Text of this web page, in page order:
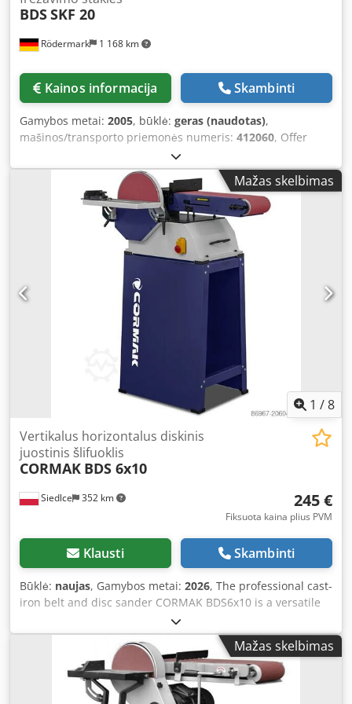
Rödermark 1 168 km
BDSSKF 20
Kainos informacija Skambinti
Gamybos metai: 2005, būklė: geras (naudotas),
mašinos/transporto priemonės numeris: 412060, Offer
23001 Technical specifications: - Bevel width: 1 – 15 mm -
Cutter head with indexable inserts - Bevel angles: 30° –
37.5° – 45° – 60° - Drive: 220 V / 1100 Watt - Space
requirement approx.: W 450 x D 300 x H 350 mm Csdji Ab
Unepfx Am Terf - Weight approx.: 20 kg - Transport case
Mažas skelbimas
1 /8
Siedlce 352 km
Vertikalus horizontalus diskinis
juostinis šlifuoklis
CORMAK BDS 6x10
245 €
Fiksuota kaina plius PVM
Klausti Skambinti
Būklė: naujas, Gamybos metai: 2026, The professional cast-
iron belt and disc sander CORMAK BDS6x10 is a versatile
workshop machine, ensuring precise and stable machining
of wood and plastics by combining both belt and disc
sanding functionalities. Main Advantages Two-in-one
functionality – belt sander and disc sander with the option
to operate the belt vertically or horizontally, maximizing
Mažas skelbimas